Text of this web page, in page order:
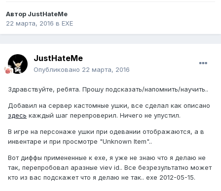
Автор JustHateMe
22 марта, 2016 в EXE
JustHateMe
Опубликовано 22 марта, 2016
Здравствуйте, ребята. Прошу подсказать/напомнить/научить..
Добавил на сервер кастомные ушки, все сделал как описано
здесь каждый шаг перепроверил. Ничего не упустил.
В игре на персонаже ушки при одевании отображаются, а в
инвентаре и при просмотре "Unknown Item"..
Вот диффы примененные к ехе, я уже не знаю что я делаю не
так, перепробовал аразные viev id.. Все безрезультатно может
кто из вас подскажет что я делаю не так.. ехе 2012-05-15.